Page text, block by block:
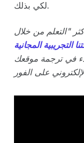
لكي بذلك.
"التعلم من خلال
المجانية
في ترجمة موقعك